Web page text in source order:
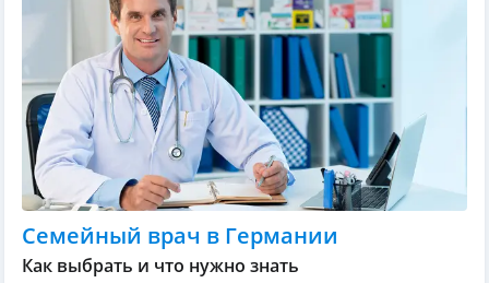
Семейный врач в Германии
Как выбрать и что нужно знать